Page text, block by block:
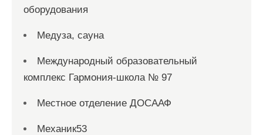
оборудования
Медуза, сауна
Международный образовательный
комплекс Гармония-школа № 97
Местное отделение ДОСААФ
Механик53